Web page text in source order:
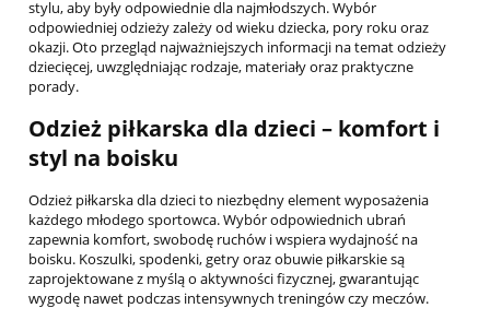
stylu, aby były odpowiednie dla najmłodszych. Wybór
odpowiedniej odzieży zależy od wieku dziecka, pory roku oraz
okazji. Oto przegląd najważniejszych informacji na temat odzieży
dziecięcej, uwzględniając rodzaje, materiały oraz praktyczne
porady.
Odzież piłkarska dla dzieci – komfort i
styl na boisku
Odzież piłkarska dla dzieci to niezbędny element wyposażenia
każdego młodego sportowca. Wybór odpowiednich ubrań
zapewnia komfort, swobodę ruchów i wspiera wydajność na
boisku. Koszulki, spodenki, getry oraz obuwie piłkarskie są
zaprojektowane z myślą o aktywności fizycznej, gwarantując
wygodę nawet podczas intensywnych treningów czy meczów.